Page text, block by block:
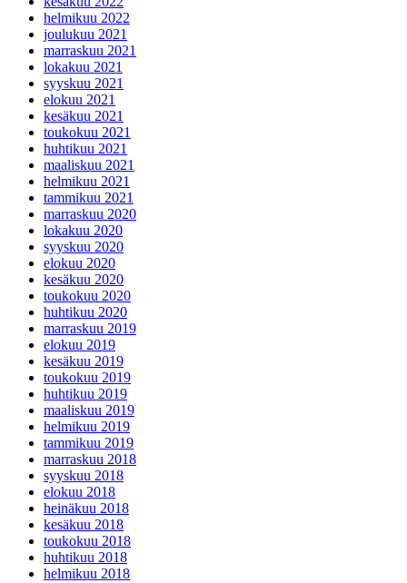
helmikuu 2022
joulukuu 2021
marraskuu 2021
lokakuu 2021
syyskuu 2021
elokuu 2021
kesäkuu 2021
toukokuu 2021
huhtikuu 2021
maaliskuu 2021
helmikuu 2021
tammikuu 2021
marraskuu 2020
lokakuu 2020
syyskuu 2020
elokuu 2020
kesäkuu 2020
toukokuu 2020
huhtikuu 2020
marraskuu 2019
elokuu 2019
kesäkuu 2019
toukokuu 2019
huhtikuu 2019
maaliskuu 2019
helmikuu 2019
tammikuu 2019
marraskuu 2018
syyskuu 2018
elokuu 2018
heinäkuu 2018
kesäkuu 2018
toukokuu 2018
huhtikuu 2018
helmikuu 2018